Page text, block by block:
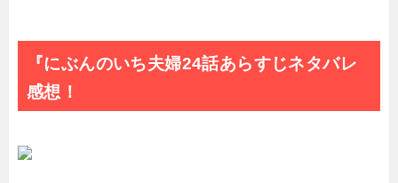
『にぶんのいち夫婦24話あらすじネタバレ
感想！